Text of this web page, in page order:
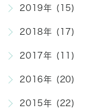
2019年 (15)
2018年 (17)
2017年 (11)
2016年 (20)
2015年 (22)